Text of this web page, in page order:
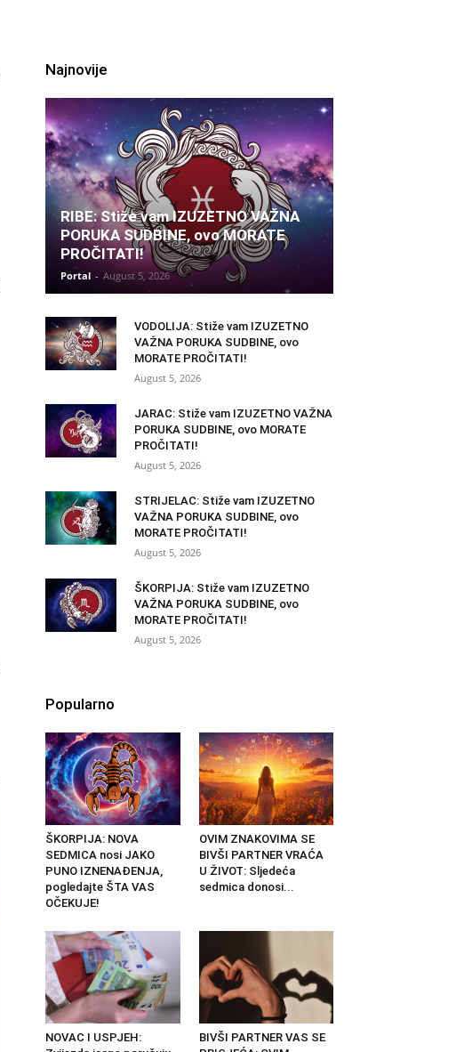
Najnovije
RIBE: Stiže vam IZUZETNO VAŽNA
PORUKA SUDBINE, ovo MORATE
PROČITATI!
Portal - August 5, 2026
VODOLIJA: Stiže vam IZUZETNO
VAŽNA PORUKA SUDBINE, ovo
MORATE PROČITATI!
August 5, 2026
JARAC: Stiže vam IZUZETNO VAŽNA
PORUKA SUDBINE, ovo MORATE
PROČITATI!
August 5, 2026
STRIJELAC: Stiže vam IZUZETNO
VAŽNA PORUKA SUDBINE, ovo
MORATE PROČITATI!
August 5, 2026
ŠKORPIJA: Stiže vam IZUZETNO
VAŽNA PORUKA SUDBINE, ovo
MORATE PROČITATI!
August 5, 2026
Popularno
ŠKORPIJA: NOVA
SEDMICA nosi JAKO
PUNO IZNENAĐENJA,
pogledajte ŠTA VAS
OČEKUJE!
OVIM ZNAKOVIMA SE
BIVŠI PARTNER VRAĆA
U ŽIVOT: Sljedeća
sedmica donosi...
NOVAC I USPJEH:
BIVŠI PARTNER VAS SE